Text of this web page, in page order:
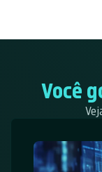
Você